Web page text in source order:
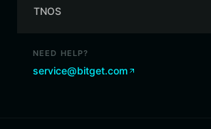
TNOS
NEED HELP?
service@bitget.com